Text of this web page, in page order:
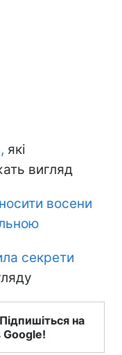
які
вигляд
восени
секрети
на
Google!